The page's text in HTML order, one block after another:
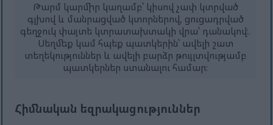
Թարմ կարմիր կաղամբ՝ կիսով չափ կտրված
գլխով և մանրացված կտորներով, ցուցադրված
գեղջուկ փայտե կտրատախտակի վրա՝ դանակով։.
Սեղմեք կամ հպեք պատկերին՝ ավելի շատ
տեղեկություններ և ավելի բարձր թույլտվությամբ
պատկերներ ստանալու համար։
Հիմնական եզրակացություններ